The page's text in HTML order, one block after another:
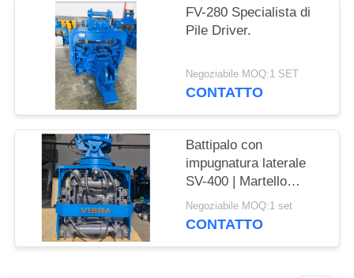
PRIVACY
POLICY
FV-280 Specialista di
Pile Driver.
Negoziabile MOQ:1 SET
CONTATTO
Battipalo con
impugnatura laterale
SV-400 | Martello
idraulico 656KN per
spazi ristretti
Negoziabile MOQ:1 set
CONTATTO